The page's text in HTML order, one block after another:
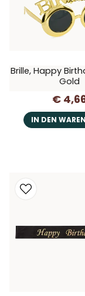
Brille, Happy
Gold
€
IN DEN